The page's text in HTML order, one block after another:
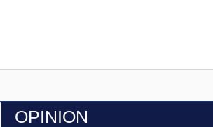
OPINION